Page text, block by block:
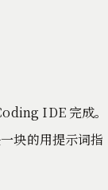
IDE 完成。
块的用提示词指